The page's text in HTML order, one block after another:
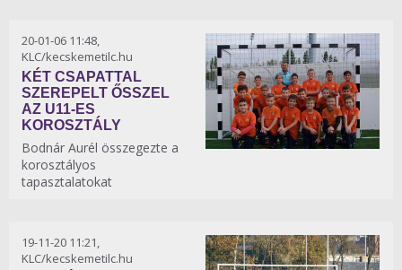
20-01-06 11:48,
KLC/kecskemetilc.hu
KÉT CSAPATTAL
SZEREPELT ŐSSZEL
AZ U11-ES
KOROSZTÁLY
Bodnár Aurél összegezte a
korosztályos
tapasztalatokat
19-11-20 11:21,
KLC/kecskemetilc.hu